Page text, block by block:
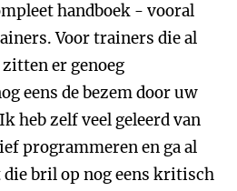
handboek - vooral
Voor trainers die al
er genoeg
eens de bezem door uw
heb zelf veel geleerd van
programmeren en ga al
bril op nog eens kritisch